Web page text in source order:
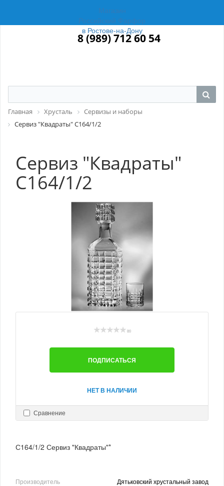
Магазин
Российский Фарфор
в Ростове-на-Дону
8 (989) 712 60 54
Главная Хрусталь
Сервизы и наборы
Сервиз "Квадраты" С164/1/2
Сервиз "Квадраты"
С164/1/2
(0)
ПОДПИСАТЬСЯ
НЕТ В НАЛИЧИИ
Сравнение
С164/1/2 Сервиз "Квадраты"*
Производитель
Дятьковский хрустальный завод